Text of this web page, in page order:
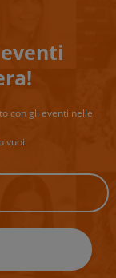
con gli eventi nelle
vuoi.